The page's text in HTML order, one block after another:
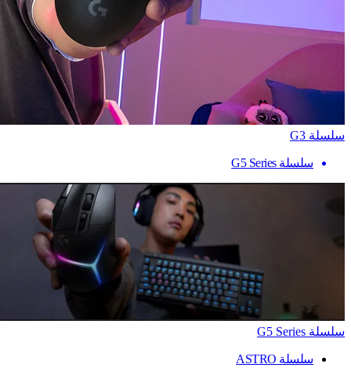
سلسلة G3
سلسلة G5 Series
سلسلة G5 Series
سلسلة ASTRO